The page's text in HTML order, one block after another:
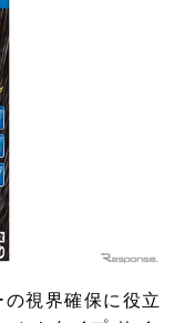
視界確保に役立